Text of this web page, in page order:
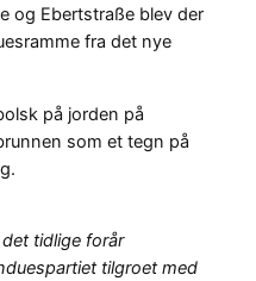
og Ebertstraße blev der
fra det nye
på jorden på
som et tegn på
tidlige forår
tilgroet med